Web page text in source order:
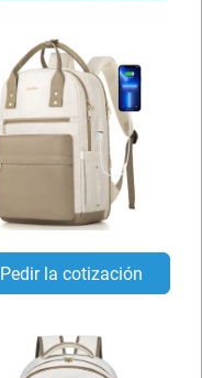
Pedir la cotización